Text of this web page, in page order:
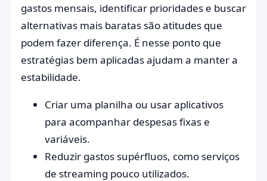
gastos mensais, identificar prioridades e buscar
alternativas mais baratas são atitudes que
podem fazer diferença. É nesse ponto que
estratégias bem aplicadas ajudam a manter a
estabilidade.
Criar uma planilha ou usar aplicativos
para acompanhar despesas fixas e
variáveis.
Reduzir gastos supérfluos, como serviços
de streaming pouco utilizados.